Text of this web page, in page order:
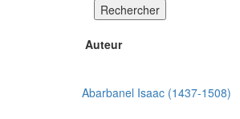
Rechercher
Auteur
Abarbanel Isaac (1437-1508)